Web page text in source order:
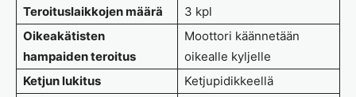
Teroituslaikkojen määrä
3 kpl
Oikeakätisten
hampaiden teroitus
Moottori käännetään
oikealle kyljelle
Ketjun lukitus
Ketjupidikkeellä